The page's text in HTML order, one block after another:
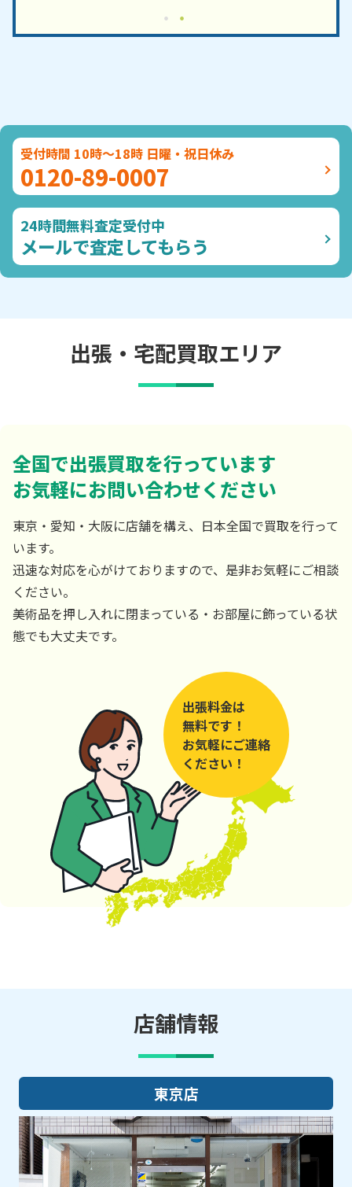
受付時間 10時～18時 日曜・祝日休み
0120-89-0007
24時間無料査定受付中
メールで査定してもらう
出張・宅配買取エリア
全国で出張買取を行っています
お気軽にお問い合わせください
東京・愛知・大阪に店舗を構え、日本全国で買取を行って
います。
迅速な対応を心がけておりますので、是非お気軽にご相談
ください。
美術品を押し入れに閉まっている・お部屋に飾っている状
態でも大丈夫です。
出張料金は
無料です！
お気軽にご連絡
ください！
店舗情報
東京店